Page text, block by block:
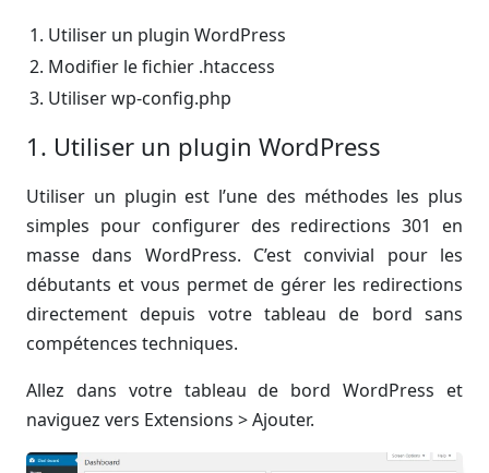
Utiliser un plugin WordPress
Modifier le fichier .htaccess
Utiliser wp-config.php
1. Utiliser un plugin WordPress
Utiliser un plugin est l’une des méthodes les plus
simples pour configurer des redirections 301 en
masse dans WordPress. C’est convivial pour les
débutants et vous permet de gérer les redirections
directement depuis votre tableau de bord sans
compétences techniques.
Allez dans votre tableau de bord WordPress et
naviguez vers Extensions > Ajouter.